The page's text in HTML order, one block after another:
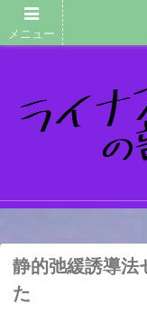
マ
静的弛緩誘導法
た
メニュー